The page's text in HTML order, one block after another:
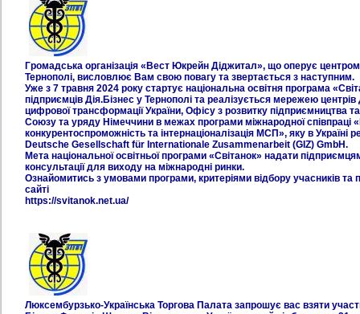
Громадська організація «Вест Юкрейн Діджитал», що оперує центром
Тернополі, висловлює Вам свою повагу та звертається з наступним.
Уже з 7 травня 2024 року стартує національна освітня програма
підприємців Дія.Бізнес у Тернополі та реалізується мережею центрів
цифрової трансформації України, Офісу з розвитку підприємництва
Союзу та уряду Німеччини в межах програми міжнародної співпраці
конкурентоспроможність та інтернаціоналізація МСП», яку в Україні
Deutsche Gesellschaft für Internationale Zusammenarbeit (GIZ) GmbH.
Мета національної освітньої програми «Світанок» надати
консультації для виходу на міжнародні ринки.
Ознайомитись з умовами програми, критеріями відбору учасників
сайті
https://svitanok.net.ua/
Люксембурзько-Українська Торгова Палата запрошує вас взяти